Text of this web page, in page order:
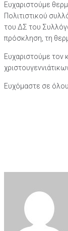
Ευχαριστούμε
Πολιτιστικού
του ΔΣ του
πρόσκληση, τη
Ευχαριστούμε τον
Ευχόμαστε σε